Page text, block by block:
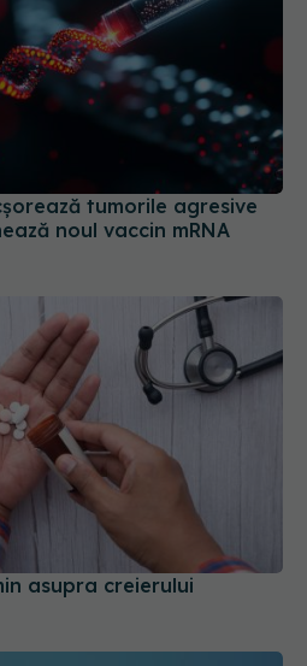
tumorile agresive
noul vaccin mRNA
asupra creierului